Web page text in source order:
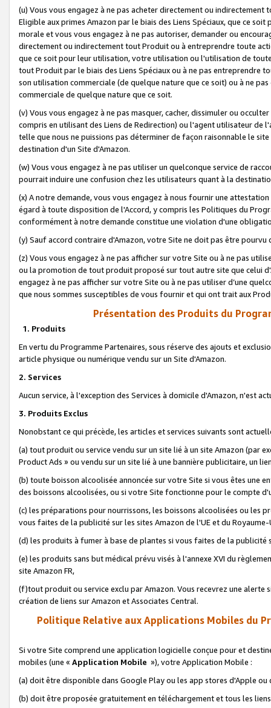
(u) Vous vous engagez à ne pas acheter directement ou
Eligible aux primes Amazon par le biais des Liens Spéciaux, que ce
morale et vous vous engagez à ne pas autoriser, demander ou
directement ou indirectement tout Produit ou à entreprendre toute
que ce soit pour leur utilisation, votre utilisation ou l'utilisation de
tout Produit par le biais des Liens Spéciaux ou à ne pas entreprendre
son utilisation commerciale (de quelque nature que ce soit) ou à ne
commerciale de quelque nature que ce soit.
(v) Vous vous engagez à ne pas masquer, cacher, dissimuler ou
compris en utilisant des Liens de Redirection) ou l'agent utilisateur
telle que nous ne puissions pas déterminer de façon raisonnable le
destination d'un Site d'Amazon.
(w) Vous vous engagez à ne pas utiliser un quelconque service de
pourrait induire une confusion chez les utilisateurs quant à la
(x) A notre demande, vous vous engagez à nous fournir une
égard à toute disposition de l'Accord, y compris les Politiques du
conformément à notre demande constitue une violation d'une
(y) Sauf accord contraire d'Amazon, votre Site ne doit pas être
(z) Vous vous engagez à ne pas afficher sur votre Site ou à ne pas
ou la promotion de tout produit proposé sur tout autre site que celui
engagez à ne pas afficher sur votre Site ou à ne pas utiliser d’une
que nous sommes susceptibles de vous fournir et qui ont trait aux
Présentation des Produits du
1. Produits
En vertu du Programme Partenaires, sous réserve des ajouts et
article physique ou numérique vendu sur un Site d'Amazon.
2. Services
Aucun service, à l'exception des Services à domicile d'Amazon, n'est
3. Produits Exclus
Nonobstant ce qui précède, les articles et services suivants sont
(a) tout produit ou service vendu sur un site lié à un site Amazon (par
Product Ads » ou vendu sur un site lié à une bannière publicitaire, un
(b) toute boisson alcoolisée annoncée sur votre Site si vous êtes une
des boissons alcoolisées, ou si votre Site fonctionne pour le compte
(c) les préparations pour nourrissons, les boissons alcoolisées ou les
vous faites de la publicité sur les sites Amazon de l'UE et du Royaume-
(d) les produits à fumer à base de plantes si vous faites de la publicité
(e) les produits sans but médical prévu visés à l'annexe XVI du
site Amazon FR,
(f)tout produit ou service exclu par Amazon. Vous recevrez une alerte
création de liens sur Amazon et Associates Central.
Politique Relative aux Applications Mobiles du
Si votre Site comprend une application logicielle conçue pour et
mobiles (une « Application Mobile »), votre Application Mobile :
(a) doit être disponible dans Google Play ou les app stores d'Apple ou
(b) doit être proposée gratuitement en téléchargement et tous les